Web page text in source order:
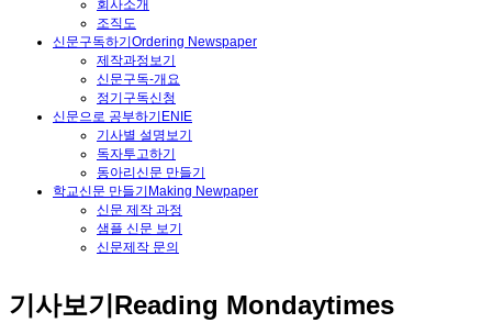
회사소개
조직도
신문구독하기 Ordering Newspaper
제작과정보기
신문구독-개요
정기구독신청
신문으로 공부하기 ENIE
기사별 설명보기
독자투고하기
동아리신문 만들기
학교신문 만들기 Making Newpaper
신문 제작 과정
샘플 신문 보기
신문제작 문의
기사보기 Reading Mondaytimes